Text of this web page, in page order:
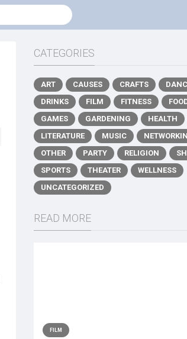
CATEGORIES
ART CAUSES CRAFTS
DRINKS
FILM FITNESS
GAMES
GARDENING HEALTH
LITERATURE
MUSIC
OTHER
PARTY RELIGION
SPORTS
THEATER
WELLNESS
UNCATEGORIZED
READ MORE
FILM